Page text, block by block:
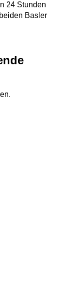
24 Stunden
Basler